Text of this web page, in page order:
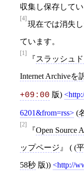
収集し保存して
[4]
現在では消失
ています。
[1]
スラッシュ
Internet Archiveを
+09:00 版)
6201&from=rss (
[2]
Open Source
ップページ ( (
58秒 版)) http://